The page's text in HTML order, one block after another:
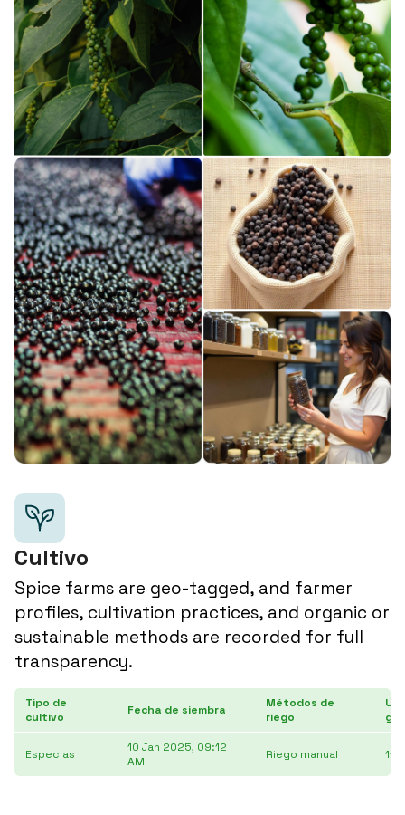
Cultivo
Spice farms are geo-tagged, and farmer
profiles, cultivation practices, and organic or
sustainable methods are recorded for full
transparency.
Tipo de
cultivo
Fecha de siembra
Métodos de
riego
Especias
10 Jan 2025, 09:12
AM
Riego manual